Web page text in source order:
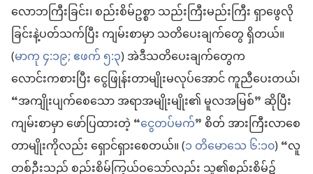
လောဘကြီးခြင်း၊ စည်းစိမ်ဥစ္စာ သည်းကြီးမည်းကြီး ရှာဖွေလို
ခြင်းနဲ့ပတ်သက်ပြီး ကျမ်းစာမှာ သတိပေးချက်တွေ ရှိတယ်။
(မာကု ၄:၁၉;ဧဖက် ၅:၃) အဲဒီသတိပေးချက်တွေက
လောင်းကစားပြီး ငွေဖြုန်းတာမျိုးမလုပ်အောင် ကူညီပေးတယ်၊
“အကျိုးပျက်စေသော အရာအမျိုးမျိုး၏ မူလအမြစ်” ဆိုပြီး
ကျမ်းစာမှာ ဖော်ပြထားတဲ့ “ငွေတပ်မက်” စိတ် အားကြီးလာစေ
တာမျိုးကိုလည်း ရှောင်ရှားစေတယ်။ (၁ တိမောသေ ၆:၁၀) “လူ